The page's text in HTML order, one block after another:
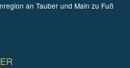
an Tauber und Main zu Fuß